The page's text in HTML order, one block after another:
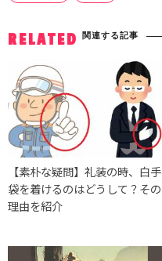
RELATED 関連する記事
【素朴な疑問】礼装の時、白手
袋を着けるのはどうして？その
理由を紹介